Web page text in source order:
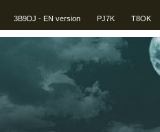
3B9DJ - EN version PJ7K T8OK